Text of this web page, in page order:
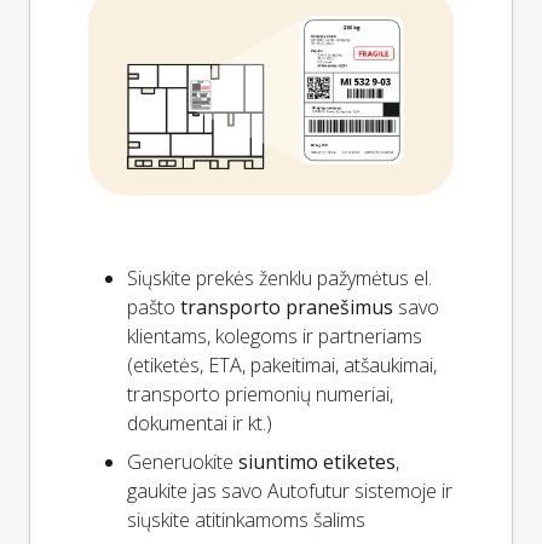
Siųskite prekės ženklu pažymėtus el.
pašto transporto pranešimus savo
klientams, kolegoms ir partneriams
(etiketės, ETA, pakeitimai, atšaukimai,
transporto priemonių numeriai,
dokumentai ir kt.)
Generuokite siuntimo etiketes,
gaukite jas savo Autofutur sistemoje ir
siųskite atitinkamoms šalims